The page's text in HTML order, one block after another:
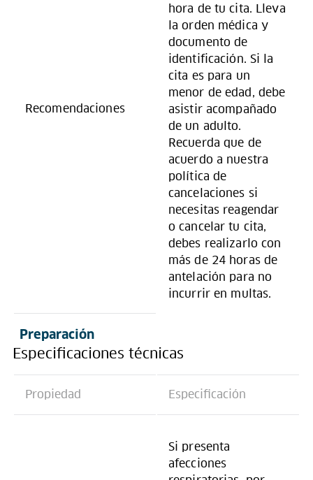
Recomendaciones
hora de tu cita. Lleva
la orden médica y
documento de
identificación. Si la
cita es para un
menor de edad, debe
asistir acompañado
de un adulto.
Recuerda que de
acuerdo a nuestra
política de
cancelaciones si
necesitas reagendar
o cancelar tu cita,
debes realizarlo con
más de 24 horas de
antelación para no
incurrir en multas.
Preparación
Especificaciones técnicas
Propiedad Especificación
Si presenta
afecciones